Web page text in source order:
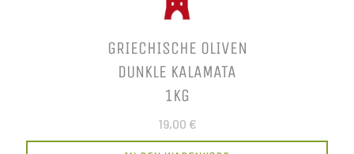
GRIECHISCHE OLIVEN
DUNKLE KALAMATA
1KG
19,00 €